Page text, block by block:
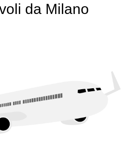
da Milano